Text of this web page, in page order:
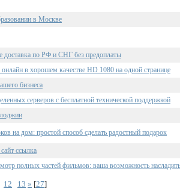
в Москве
доставка по РФ и СНГ без предоплаты
онлайн в хорошем качестве HD 1080 на одной странице
бизнеса
серверов с бесплатной технической поддержкой
на дом: простой способ сделать радостный подарок
ссылка
полных частей фильмов: ваша возможность
12 13 » [27]